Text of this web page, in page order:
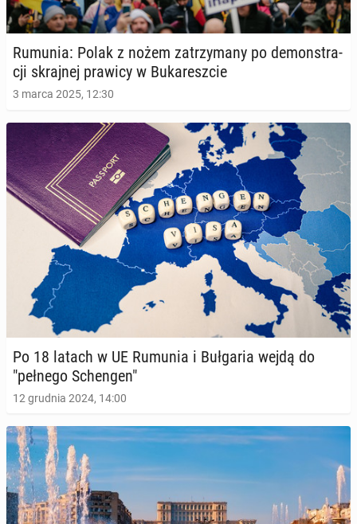
Rumunia: Polak z nożem za­trzy­ma­ny po de­mon­stra­
cji skraj­nej prawicy w Bu­ka­resz­cie
3 marca 2025, 12:30
Po 18 latach w UE Rumunia i Buł­ga­ria wejdą do
"pełnego Schen­gen"
12 grudnia 2024, 14:00